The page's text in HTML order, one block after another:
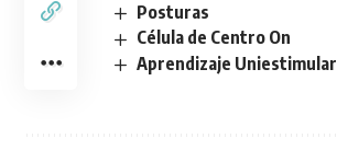
Posturas
Célula de Centro On
Aprendizaje Uniestimular